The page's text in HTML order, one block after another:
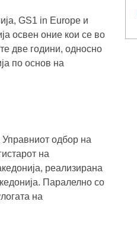
GS1 in Europe и
освен оние кои се во
две години, односно
по основ на
Управниот одбор на
на
реализирана
Паралелно со
на